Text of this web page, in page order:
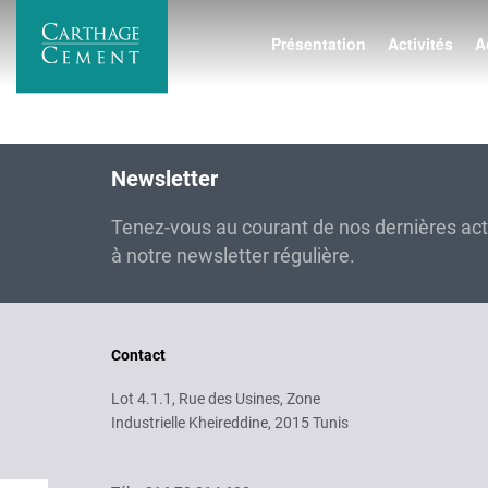
contenu
Présentation Activités
Newsletter
Tenez-vous au courant de nos dernières
à notre newsletter régulière.
Contact
Lot 4.1.1, Rue des Usines, Zone
Industrielle Kheireddine, 2015 Tunis